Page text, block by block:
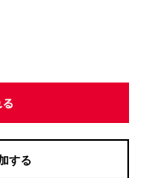
する